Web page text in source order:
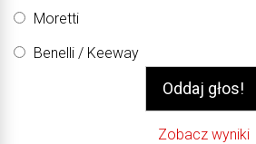
Moretti
Benelli / Keeway
Zobacz wyniki